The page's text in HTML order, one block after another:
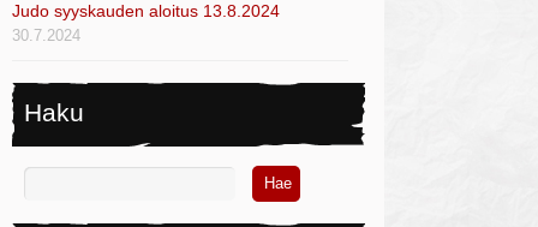
Judo syyskauden aloitus 13.8.2024
30.7.2024
Haku